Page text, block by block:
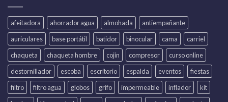
afeitadora ahorrador agua almohada
antiempañante
auriculares
base portátil batidor binocular cama
carriel
chaqueta
chaqueta hombre cojín compresor
curso online
destornillador
escoba escritorio espalda eventos
fiestas
filtro
filtro agua globos grifo impermeable inflador
kit